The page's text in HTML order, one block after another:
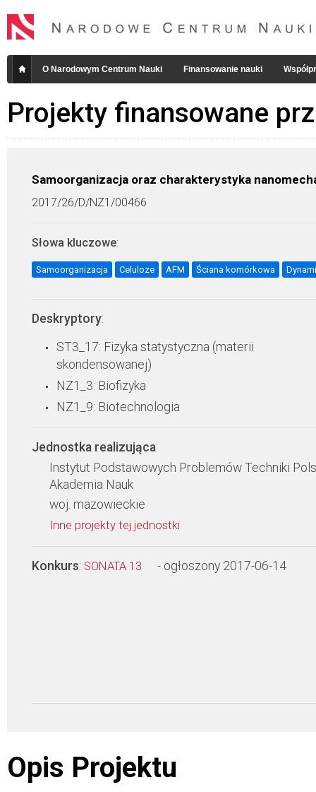
O Narodowym Centrum Nauki Finansowanie nauki
Projekty finansowane
Samoorganizacja oraz charakterystyka
2017/26/D/NZ1/00466
Słowa kluczowe:
Samoorganizacja Celuloze AFM Ściana komórkowa
Deskryptory:
ST3_17: Fizyka statystyczna (materii
skondensowanej)
NZ1_3: Biofizyka
NZ1_9: Biotechnologia
Jednostka realizująca:
Instytut Podstawowych Problemów Techniki
Akademia Nauk
woj. mazowieckie
Inne projekty tej jednostki
Konkurs: SONATA 13 - ogłoszony 2017-06-14
Opis Projektu